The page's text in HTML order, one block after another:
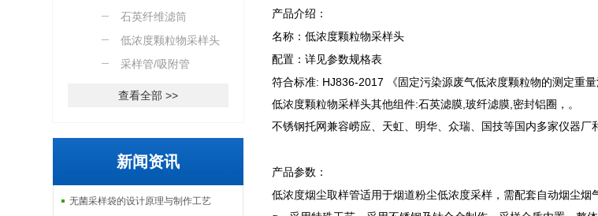
石英纤维滤筒
低浓度颗粒物采样头
采样管/吸附管
查看全部 >>
新闻资讯
无菌采样袋的设计原理与制作工艺
产品介绍：
名称：低浓度颗粒物采样头
配置：详见参数规格表
符合标准: HJ836-2017 《固定污染源废气低浓度颗粒物的测定重量
低浓度颗粒物采样头其他组件:石英滤膜,玻纤滤膜,密封铝圈，。
不锈钢托网兼容崂应、天虹、明华、众瑞、国技等国内多家仪器厂
产品参数：
低浓度烟尘取样管适用于烟道粉尘低浓度采样，需配套自动烟尘